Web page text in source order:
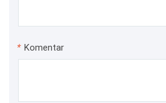
* Komentar